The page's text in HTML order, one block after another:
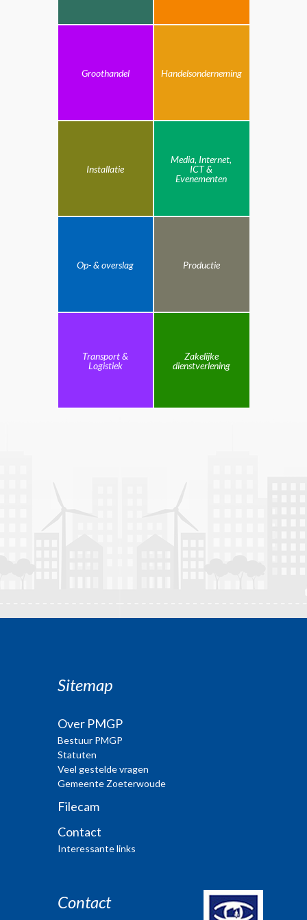
Groothandel Handelsonderneming
Installatie
Media, Internet,
ICT &
Evenementen
Op- & overslag Productie
Transport &
Logistiek
Zakelijke
dienstverlening
Sitemap
Over PMGP
Bestuur PMGP
Statuten
Veel gestelde vragen
Gemeente Zoeterwoude
Filecam
Contact
Interessante links
Contact